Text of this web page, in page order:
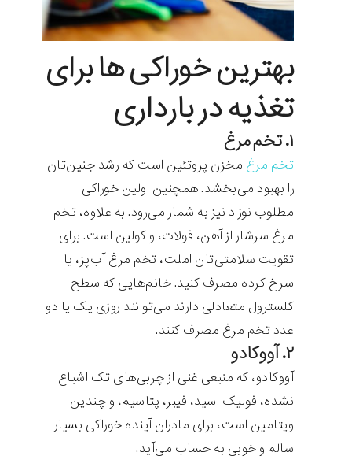
بهترین خوراکی ها برای
تغذیه در بارداری
۱. تخم مرغ
تخم مرغ مخزن پروتئین است که رشد جنین‌تان
را بهبود می‌بخشد. همچنین اولین خوراکی
مطلوب نوزاد نیز به شمار می‌رود. به علاوه، تخم
مرغ سرشار از آهن، فولات، و کولین است. برای
تقویت سلامتی‌تان املت، تخم مرغ آب‌پز، یا
سرخ کرده مصرف کنید. خانم‌هایی که سطح
کلسترول متعادلی دارند می‌توانند روزی یک یا دو
عدد تخم مرغ مصرف کنند.
۲. آووکادو
آووکادو، که منبعی غنی از چربی‌های تک اشباع
نشده، فولیک اسید، فیبر، پتاسیم، و چندین
ویتامین است، برای مادران آینده خوراکی بسیار
سالم و خوبی به حساب می‌آید.